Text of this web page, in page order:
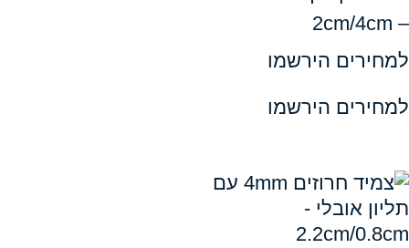
הירשמו
הירשמו